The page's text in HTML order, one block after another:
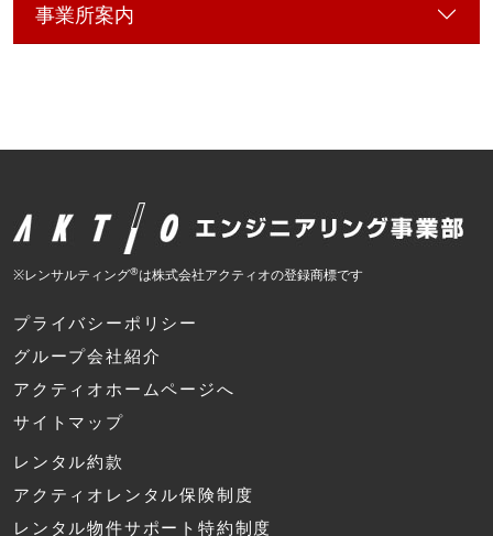
事業所案内
※レンサルティング®は株式会社アクティオの登録商標です
プライバシーポリシー
グループ会社紹介
アクティオホームページへ
サイトマップ
レンタル約款
アクティオレンタル保険制度
レンタル物件サポート特約制度